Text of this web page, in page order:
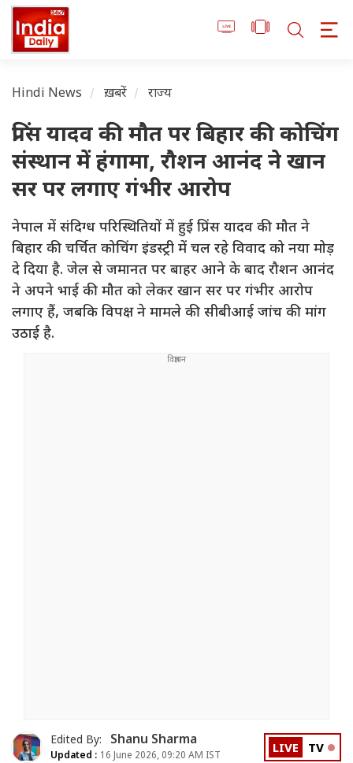
Hindi News ख़बरें राज्य
प्रिंस यादव की मौत पर बिहार की कोचिंग
संस्थान में हंगामा, रौशन आनंद ने खान
सर पर लगाए गंभीर आरोप
नेपाल में संदिग्ध परिस्थितियों में हुई प्रिंस यादव की मौत ने
बिहार की चर्चित कोचिंग इंडस्ट्री में चल रहे विवाद को नया मोड़
दे दिया है. जेल से जमानत पर बाहर आने के बाद रौशन आनंद
ने अपने भाई की मौत को लेकर खान सर पर गंभीर आरोप
लगाए हैं, जबकि विपक्ष ने मामले की सीबीआई जांच की मांग
उठाई है.
Edited By: Shanu Sharma
Updated : 16 June 2026, 09:20 AM IST LIVE TV